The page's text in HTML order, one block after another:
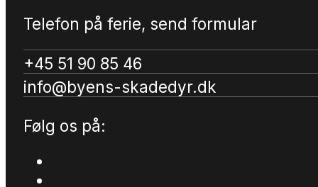
Telefon på ferie, send formular
+45 51 90 85 46
info@byens-skadedyr.dk
Følg os på: